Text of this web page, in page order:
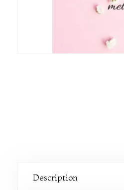
Description